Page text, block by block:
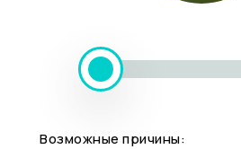
Возможные причины: